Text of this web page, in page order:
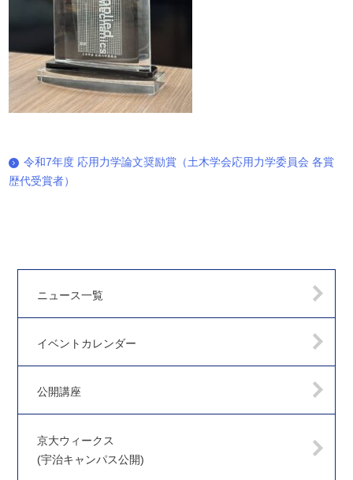
令和7年度 応用力学論文奨励賞（土木学会応用力学委員会 各賞
歴代受賞者）
ニュース一覧
イベントカレンダー
公開講座
京大ウィークス
(宇治キャンパス公開)